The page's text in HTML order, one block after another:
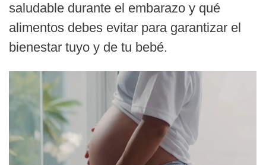
saludable durante el embarazo y qué
alimentos debes evitar para garantizar el
bienestar tuyo y de tu bebé.